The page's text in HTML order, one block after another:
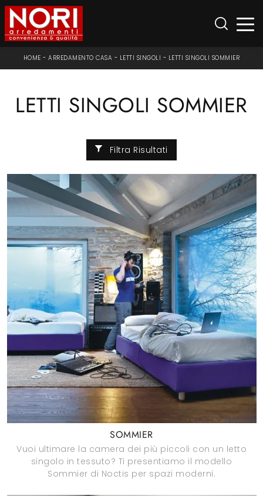
HOME -ARREDAMENTO CASA - LETTI SINGOLI - LETTI SINGOLI SOMMIER
LETTI SINGOLI SOMMIER
Filtra Risultati
SOMMIER
Vuoi ultimare la camera dei più piccoli con un letto
singolo in tessuto? Ti presentiamo il modello
Sommier di Noctis per spazi moderni.